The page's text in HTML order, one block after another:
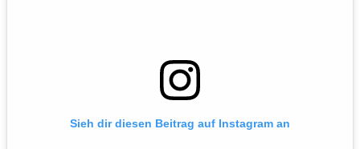
Sieh dir diesen Beitrag auf Instagram an